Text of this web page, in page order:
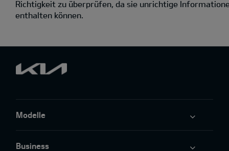
Richtigkeit zu überprüfen, da sie unrichtige
enthalten können.
Modelle
Business